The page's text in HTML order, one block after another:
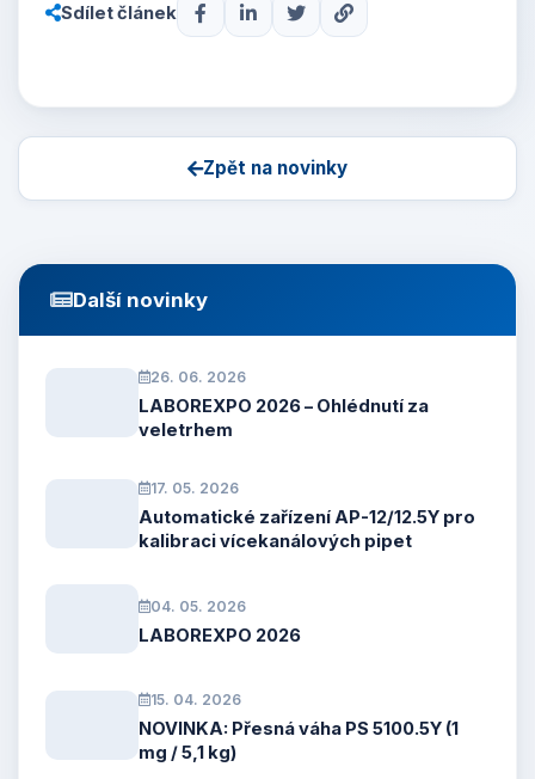
Sdílet článek
Zpět na novinky
Další novinky
26. 06. 2026
LABOREXPO 2026 – Ohlédnutí za
veletrhem
17. 05. 2026
Automatické zařízení AP-12/12.5Y pro
kalibraci vícekanálových pipet
04. 05. 2026
LABOREXPO 2026
15. 04. 2026
NOVINKA: Přesná váha PS 5100.5Y (1
mg / 5,1 kg)